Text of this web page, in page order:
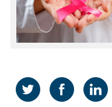
CONTATTI
ITA ENG